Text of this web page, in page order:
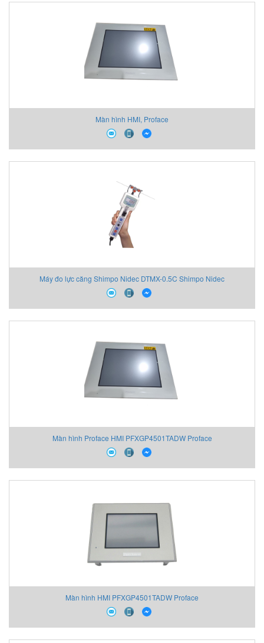
Màn hình HMI, Proface
Máy đo lực căng Shimpo Nidec DTMX-0.5C Shimpo Nidec
Màn hình Proface HMI PFXGP4501TADW Proface
Màn hình HMI PFXGP4501TADW Proface